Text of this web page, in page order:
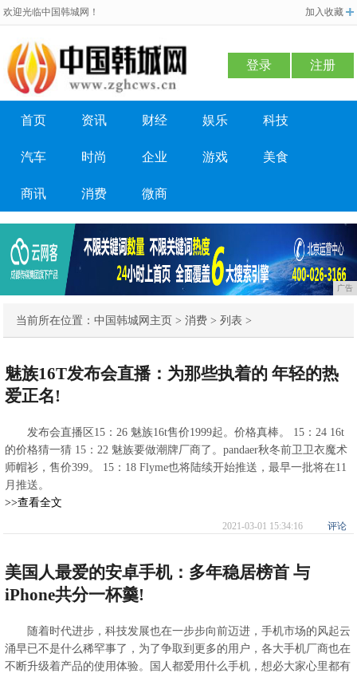
欢迎光临中国韩城网！ 加入收藏
登录 注册
首页 资讯 财经 娱乐 科技
汽车 时尚 企业 游戏 美食
商讯 消费 微商
广告
当前所在位置：中国韩城网主页 >消费 > 列表 >
魅族16T发布会直播：为那些执着的 年轻的热
爱正名!
发布会直播区15：26 魅族16t售价1999起。价格真棒。 ​​​​15：24 16t
的价格猜一猜 ​​​​15：22 魅族要做潮牌厂商了。pandaer秋冬前卫卫衣魔术
师帽衫，售价399。 ​​​​15：18 Flyme也将陆续开始推送，最早一批将在11
月推送。
>>查看全文
2021-03-01 15:34:16 评论
美国人最爱的安卓手机：多年稳居榜首 与
iPhone共分一杯羹!
随着时代进步，科技发展也在一步步向前迈进，手机市场的风起云
涌早已不是什么稀罕事了，为了争取到更多的用户，各大手机厂商也在
不断升级着产品的使用体验。国人都爱用什么手机，想必大家心里都有